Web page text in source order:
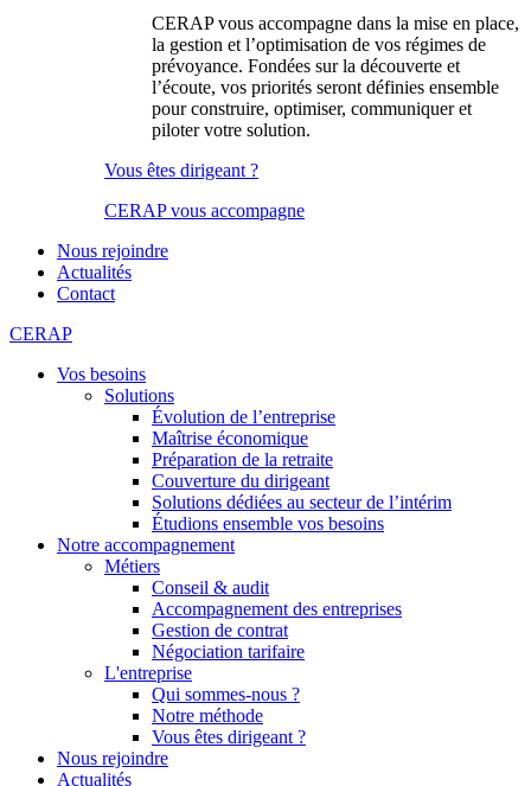
CERAP vous accompagne dans la mise en place,
la gestion et l’optimisation de vos régimes de
prévoyance. Fondées sur la découverte et
l’écoute, vos priorités seront définies ensemble
pour construire, optimiser, communiquer et
piloter votre solution.
Vous êtes dirigeant ?
CERAP vous accompagne
Nous rejoindre
Actualités
Contact
CERAP
Vos besoins
Solutions
Évolution de l’entreprise
Maîtrise économique
Préparation de la retraite
Couverture du dirigeant
Solutions dédiées au secteur de l’intérim
Étudions ensemble vos besoins
Notre accompagnement
Métiers
Conseil & audit
Accompagnement des entreprises
Gestion de contrat
Négociation tarifaire
L'entreprise
Qui sommes-nous ?
Notre méthode
Vous êtes dirigeant ?
Nous rejoindre
Actualités